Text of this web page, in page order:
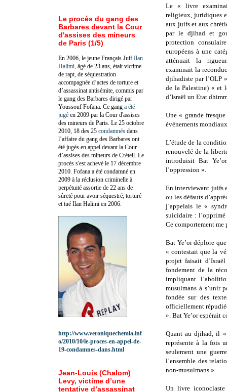
Le « livre
religieux, juridiques
aux juifs et aux
par le djihad et
protection
européens à une
atténuait la
examinait la
djihadiste par l’OLP
de la Palestine) « et
d’Israël un Etat
Une « grande
événements
L’étude de la
renouvelé de la
introduisit Bat
l’oppression ».
En interviewant juifs
ou les défauts
j’appelais le «
suicidaire :
Ce comportement me
Bat Ye’or déplore
« contestait que la
projet faisait
fondement de la
impliquant
musulmans à s’unir
fondée sur des
officiellement
». Bat Ye’or espérait
Quant au djihad, il
représente à la fois
seulement une
l’ensemble des
non-musulmans ».
Un livre
Le procès du gang des
Barbares devant la Cour
d'assises des mineurs
de Paris (1/5)
En 2006, le jeune Français Juif Ilan
Halimi, âgé de 23 ans, était victime
de rapt, de séquestration
accompagnée d’actes de torture et
d’assassinat antisémite, commis par
le gang des Barbares dirigé par
Youssouf Fofana. Ce gang a été
jugé en 2009 par la Cour d'assises
des mineurs de Paris. Le 25 octobre
2010, 18 des 25 condamnés dans
l’affaire du gang des Barbares ont
été jugés en appel devant la Cour
d’assises des mineurs de Créteil. Le
procès s'est achevé le 17 décembre
2010. Fofana a été condamné en
2009 à la réclusion criminelle à
perpétuité assortie de 22 ans de
sûreté pour avoir séquestré, torturé
et tué Ilan Halimi en 2006.
http://www.veroniquechemla.inf
o/2010/10/le-proces-en-appel-de-
19-condamnes-dans.html
Jean-Louis (Chalom)
Levy, victime d’une
tentative d’assassinat